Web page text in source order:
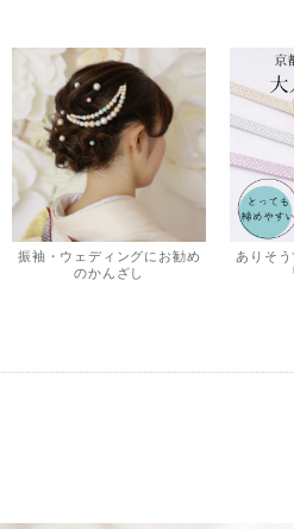
振袖・ウェディングにお勧め
のかんざし
ありそ